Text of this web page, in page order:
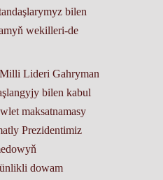
bilen
wekilleri-de
Lideri Gahryman
bilen kabul
maksatnamasy
Prezidentimiz
dowam